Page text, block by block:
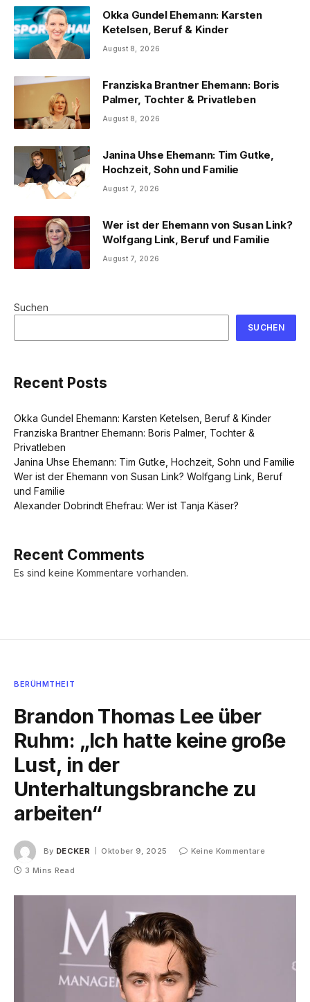
Okka Gundel Ehemann: Karsten
Ketelsen, Beruf & Kinder
August 8, 2026
Franziska Brantner Ehemann: Boris
Palmer, Tochter & Privatleben
August 8, 2026
Janina Uhse Ehemann: Tim Gutke,
Hochzeit, Sohn und Familie
August 7, 2026
Wer ist der Ehemann von Susan Link?
Wolfgang Link, Beruf und Familie
August 7, 2026
Suchen
SUCHEN
Recent Posts
Okka Gundel Ehemann: Karsten Ketelsen, Beruf & Kinder
Franziska Brantner Ehemann: Boris Palmer, Tochter &
Privatleben
Janina Uhse Ehemann: Tim Gutke, Hochzeit, Sohn und Familie
Wer ist der Ehemann von Susan Link? Wolfgang Link, Beruf
und Familie
Alexander Dobrindt Ehefrau: Wer ist Tanja Käser?
Recent Comments
Es sind keine Kommentare vorhanden.
BERÜHMTHEIT
Brandon Thomas Lee über
Ruhm: „Ich hatte keine große
Lust, in der
Unterhaltungsbranche zu
arbeiten“
By DECKER Oktober 9, 2025
Keine Kommentare
3 Mins Read